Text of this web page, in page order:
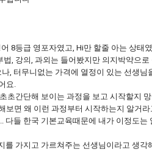
8등급 영포자였고, Hi만 할줄 아는 상태
, 강의, 과외는 들어봤지만 의지박약으
, 터무니없는 가격에 열정이 있는 선생
요.
간단해 보이는 과정을 보고 시작할지
보면 왜 이런 과정부터 시작하는지 알거
다들 한국 기본교육때문에 내가 이정도
가지고 가르쳐주는 선생님이라고 생